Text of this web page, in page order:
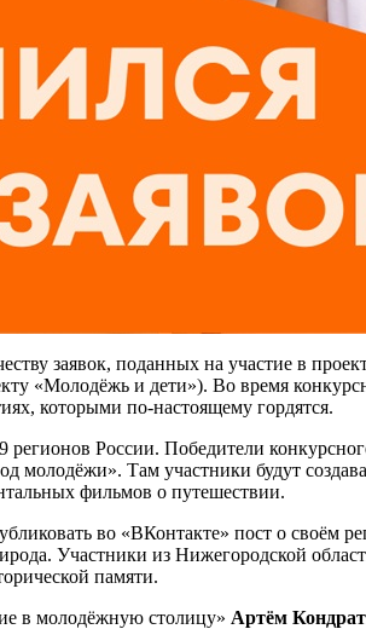
заявок, поданных на участие в
«Молодёжь и дети»). Во время
которыми по-настоящему гордятся.
регионов России. Победители
Там участники будут
фильмов о путешествии.
во «ВКонтакте» пост о своём
Участники из Нижегородской
памяти.
в молодёжную столицу» Артём